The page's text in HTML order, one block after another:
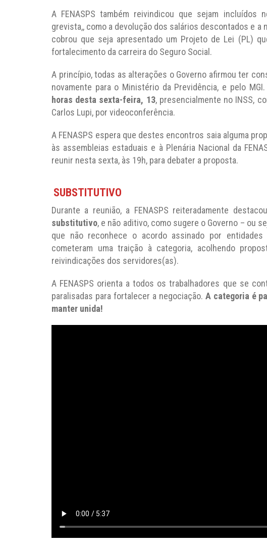
A FENASPS também reivindicou que sejam incluídos
grevista,, como a devolução dos salários descontados e a
cobrou que seja apresentado um Projeto de Lei (PL)
fortalecimento da carreira do Seguro Social.
A princípio, todas as alterações o Governo afirmou ter
novamente para o Ministério da Previdência, e pelo
horas desta sexta-feira, 13, presencialmente no INSS,
Carlos Lupi, por videoconferência.
A FENASPS espera que destes encontros saia alguma
às assembleias estaduais e à Plenária Nacional da
reunir nesta sexta, às 19h, para debater a proposta.
SUBSTITUTIVO
Durante a reunião, a FENASPS reiteradamente
substitutivo, e não aditivo, como sugere o Governo – ou
que não reconhece o acordo assinado por entidades
cometeram uma traição à categoria, acolhendo
reivindicações dos servidores(as).
A FENASPS orienta a todos os trabalhadores que se
paralisadas para fortalecer a negociação. A categoria é
manter unida!